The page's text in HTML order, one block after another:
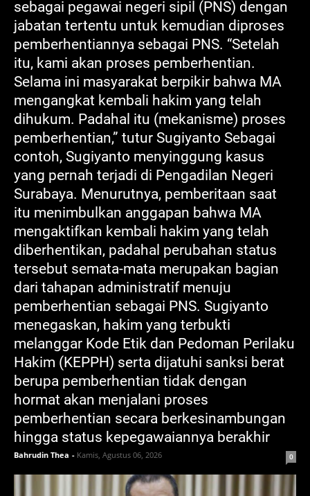
sebagai pegawai negeri sipil (PNS) dengan
jabatan tertentu untuk kemudian diproses
pemberhentiannya sebagai PNS. “Setelah
itu, kami akan proses pemberhentian.
Selama ini masyarakat berpikir bahwa MA
mengangkat kembali hakim yang telah
dihukum. Padahal itu (mekanisme) proses
pemberhentian,” tutur Sugiyanto Sebagai
contoh, Sugiyanto menyinggung kasus
yang pernah terjadi di Pengadilan Negeri
Surabaya. Menurutnya, pemberitaan saat
itu menimbulkan anggapan bahwa MA
mengaktifkan kembali hakim yang telah
diberhentikan, padahal perubahan status
tersebut semata-mata merupakan bagian
dari tahapan administratif menuju
pemberhentian sebagai PNS. Sugiyanto
menegaskan, hakim yang terbukti
melanggar Kode Etik dan Pedoman Perilaku
Hakim (KEPPH) serta dijatuhi sanksi berat
berupa pemberhentian tidak dengan
hormat akan menjalani proses
pemberhentian secara berkesinambungan
hingga status kepegawaiannya berakhir
Bahrudin Thea - Kamis, Agustus 06, 2026 0